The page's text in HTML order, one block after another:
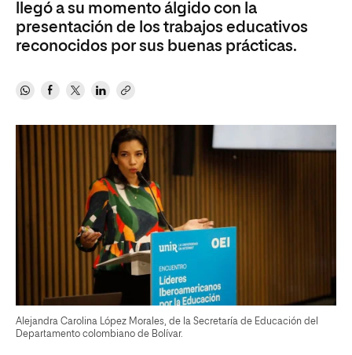
llegó a su momento álgido con la
presentación de los trabajos educativos
reconocidos por sus buenas prácticas.
Alejandra Carolina López Morales, de la Secretaría de Educación del
Departamento colombiano de Bolívar.